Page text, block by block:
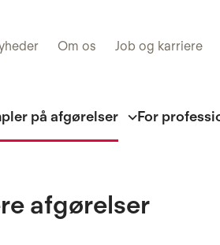
Om os Job og karriere
på afgørelser For
afgørelser